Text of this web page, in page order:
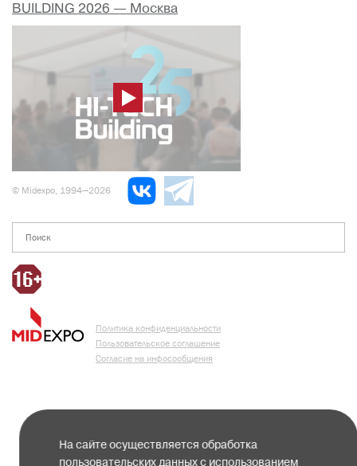
BUILDING 2026 — Москва
© Midexpo, 1994—2026
Политика конфиденциальности
Пользовательское соглашение
Согласие на инфосообщения
На сайте осуществляется обработка
пользовательских данных с использованием